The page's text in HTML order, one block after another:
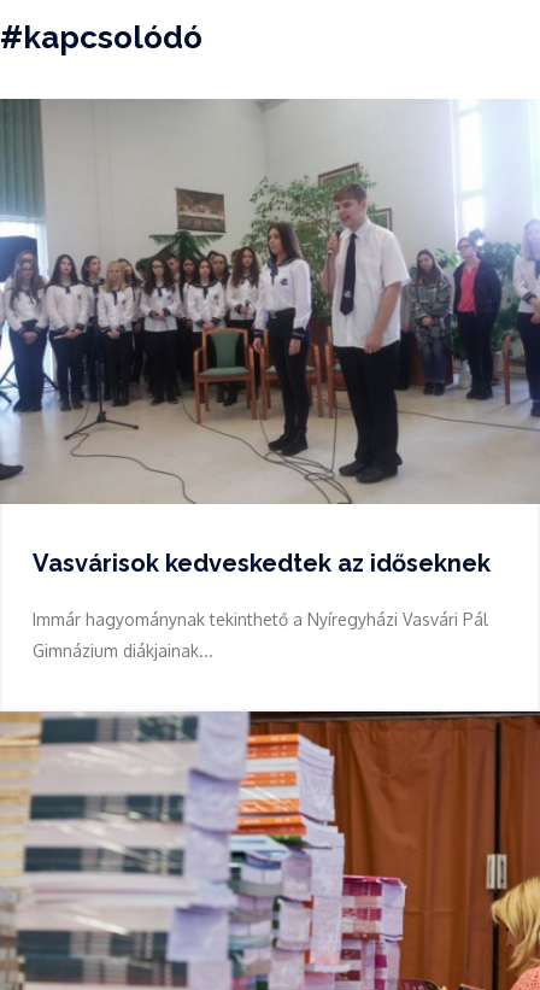
#kapcsolódó
Vasvárisok kedveskedtek az időseknek
Immár hagyománynak tekinthető a Nyíregyházi Vasvári Pál
Gimnázium diákjainak...